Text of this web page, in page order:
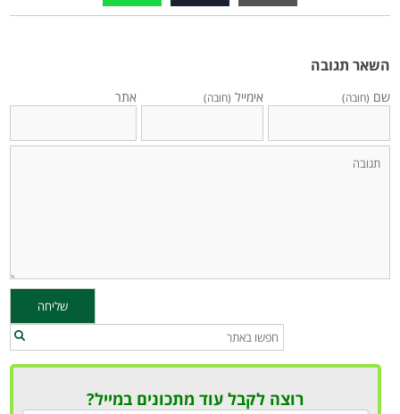
השאר תגובה
שם (חובה) אימייל (חובה) אתר
רוצה לקבל עוד מתכונים במייל?